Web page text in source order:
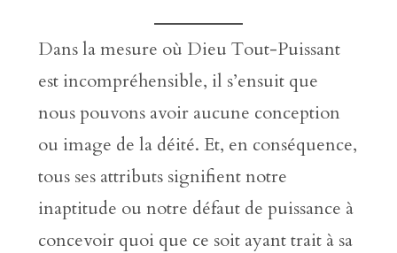
Dans la mesure où Dieu Tout-Puissant
est incompréhensible, il s’ensuit que
nous pouvons avoir aucune conception
ou image de la déité. Et, en conséquence,
tous ses attributs signifient notre
inaptitude ou notre défaut de puissance à
concevoir quoi que ce soit ayant trait à sa